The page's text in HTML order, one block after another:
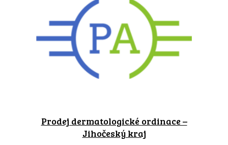
Prodej dermatologické ordinace –
Jihočeský kraj